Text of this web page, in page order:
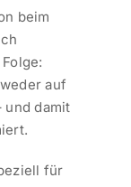
beim
auf
und damit
für